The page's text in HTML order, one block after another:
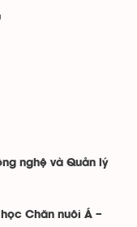
nghệ và Quản lý
Chăn nuôi Á –